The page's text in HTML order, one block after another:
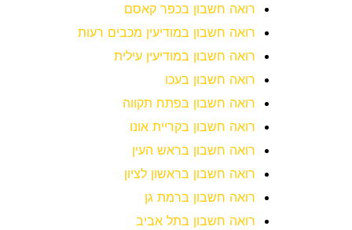
רואה חשבון בכפר קאסם
רואה חשבון במודיעין מכבים רעות
רואה חשבון במודיעין עילית
רואה חשבון בעכו
רואה חשבון בפתח תקווה
רואה חשבון בקריית אונו
רואה חשבון בראש העין
רואה חשבון בראשון לציון
רואה חשבון ברמת גן
רואה חשבון בתל אביב